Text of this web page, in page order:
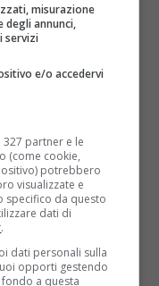
deciso di optare
nonostante
e dettagli
di una
di una visita
ripetutamente
che quella
di eventuale
di salute più
da domande
(“Sei
misurazione
degli annunci,
servizi
e/o accedervi
partner e le
(come cookie,
potrebbero
visualizzate e
specifico da questo
dati di
.
dati personali sulla
opporti gestendo
a questa